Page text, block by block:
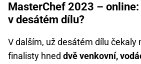
MasterChef 2023 – online:
v desátém dílu?
V dalším, už desátém dílu čekaly
finalisty hned dvě venkovní,